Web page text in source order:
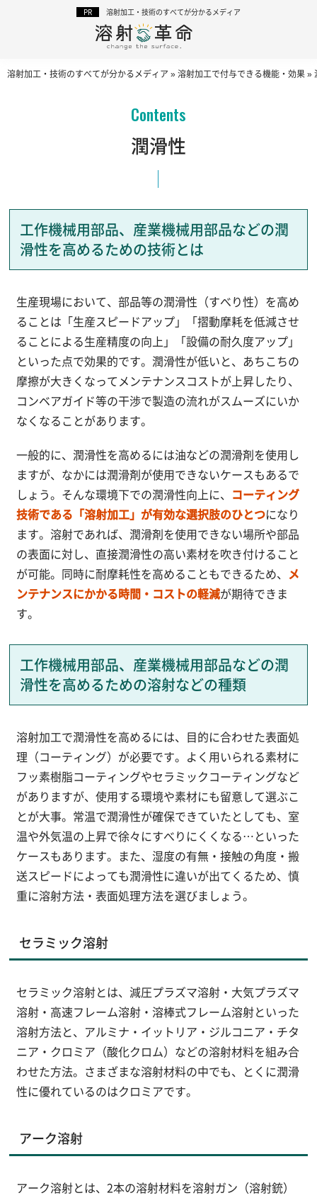
溶射加工・技術のすべてが分かるメディア
溶射加工・技術のすべてが分かるメディア »溶射加工で付与できる機能・効果»
潤滑性
工作機械用部品、産業機械用部品などの潤
滑性を高めるための技術とは
生産現場において、部品等の潤滑性（すべり性）を高め
ることは「生産スピードアップ」「摺動摩耗を低減させ
ることによる生産精度の向上」「設備の耐久度アップ」
といった点で効果的です。潤滑性が低いと、あちこちの
摩擦が大きくなってメンテナンスコストが上昇したり、
コンベアガイド等の干渉で製造の流れがスムーズにいか
なくなることがあります。
一般的に、潤滑性を高めるには油などの潤滑剤を使用し
ますが、なかには潤滑剤が使用できないケースもあるで
しょう。そんな環境下での潤滑性向上に、 コーティング
技術である「溶射加工」が有効な選択肢のひとつになり
ます。溶射であれば、潤滑剤を使用できない場所や部品
の表面に対し、直接潤滑性の高い素材を吹き付けること
が可能。同時に耐摩耗性を高めることもできるため、 メ
ンテナンスにかかる時間・コストの軽減が期待できま
す。
工作機械用部品、産業機械用部品などの潤
滑性を高めるための溶射などの種類
溶射加工で潤滑性を高めるには、目的に合わせた表面処
理（コーティング）が必要です。よく用いられる素材に
フッ素樹脂コーティングやセラミックコーティングなど
がありますが、使用する環境や素材にも留意して選ぶこ
とが大事。常温で潤滑性が確保できていたとしても、室
温や外気温の上昇で徐々にすべりにくくなる…といった
ケースもあります。また、湿度の有無・接触の角度・搬
送スピードによっても潤滑性に違いが出てくるため、慎
重に溶射方法・表面処理方法を選びましょう。
セラミック溶射
セラミック溶射とは、減圧プラズマ溶射・大気プラズマ
溶射・高速フレーム溶射・溶棒式フレーム溶射といった
溶射方法と、アルミナ・イットリア・ジルコニア・チタ
ニア・クロミア（酸化クロム）などの溶射材料を組み合
わせた方法。さまざまな溶射材料の中でも、とくに潤滑
性に優れているのはクロミアです。
アーク溶射
アーク溶射とは、2本の溶射材料を溶射ガン（溶射銃）